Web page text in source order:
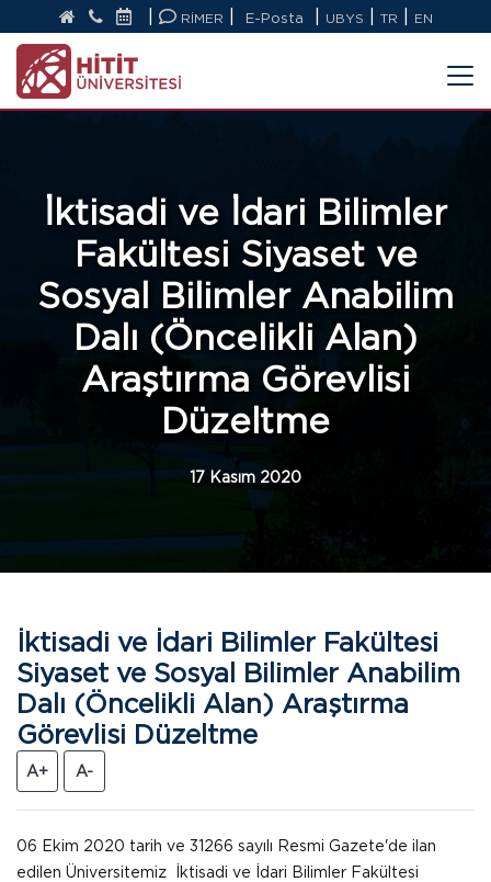
RİMER E-Posta UBYS TR EN
İktisadi ve İdari Bilimler
Fakültesi Siyaset ve
Sosyal Bilimler Anabilim
Dalı (Öncelikli Alan)
Araştırma Görevlisi
Düzeltme
17 Kasım 2020
İktisadi ve İdari Bilimler Fakültesi
Siyaset ve Sosyal Bilimler Anabilim
Dalı (Öncelikli Alan) Araştırma
Görevlisi Düzeltme
A+ A-
06 Ekim 2020 tarih ve 31266 sayılı Resmi Gazete'de ilan
edilen Üniversitemiz İktisadi ve İdari Bilimler Fakültesi